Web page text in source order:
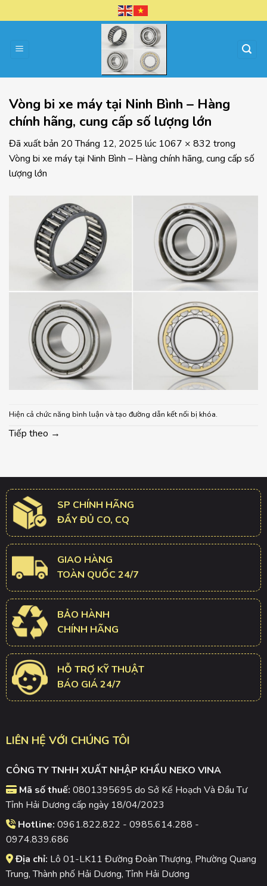
đến
dung
Vòng bi xe máy tại Ninh Bình – Hàng
chính hãng, cung cấp số lượng lớn
Đã xuất bản 20 Tháng 12, 2025 lúc 1067 × 832 trong
Vòng bi xe máy tại Ninh Bình – Hàng chính hãng, cung cấp số
lượng lớn
Hiện cả chức năng bình luận và tạo đường dẫn kết nối bị khóa.
Tiếp theo →
SP CHÍNH HÃNG
ĐẦY ĐỦ CO, CQ
GIAO HÀNG
TOÀN QUỐC 24/7
BẢO HÀNH
CHÍNH HÃNG
HỖ TRỢ KỸ THUẬT
BÁO GIÁ 24/7
LIÊN HỆ VỚI CHÚNG TÔI
CÔNG TY TNHH XUẤT NHẬP KHẨU NEKO VINA
Mã số thuế: 0801395695 do Sở Kế Hoạch Và Đầu Tư
Tỉnh Hải Dương cấp ngày 18/04/2023
Hotline: 0961.822.822 - 0985.614.288 -
0974.839.686
Địa chỉ: Lô 01-LK11 Đường Đoàn Thượng, Phường Quang
Trung, Thành phố Hải Dương, Tỉnh Hải Dương